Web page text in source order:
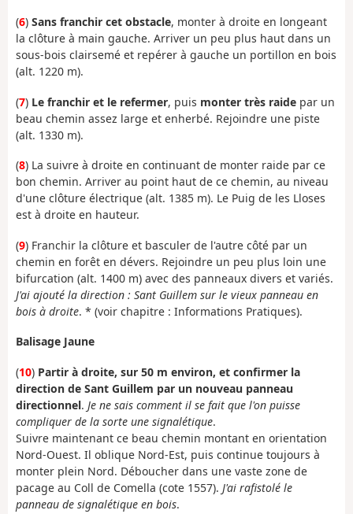
(6) Sans franchir cet obstacle, monter à droite en longeant
la clôture à main gauche. Arriver un peu plus haut dans un
sous-bois clairsemé et repérer à gauche un portillon en bois
(alt. 1220 m).
(7) Le franchir et le refermer, puis monter très raide par un
beau chemin assez large et enherbé. Rejoindre une piste
(alt. 1330 m).
(8) La suivre à droite en continuant de monter raide par ce
bon chemin. Arriver au point haut de ce chemin, au niveau
d'une clôture électrique (alt. 1385 m). Le Puig de les Lloses
est à droite en hauteur.
(9) Franchir la clôture et basculer de l'autre côté par un
chemin en forêt en dévers. Rejoindre un peu plus loin une
bifurcation (alt. 1400 m) avec des panneaux divers et variés.
J'ai ajouté la direction : Sant Guillem sur le vieux panneau en
bois à droite. * (voir chapitre : Informations Pratiques).
Balisage Jaune
(10) Partir à droite, sur 50 m environ, et confirmer la
direction de Sant Guillem par un nouveau panneau
directionnel. Je ne sais comment il se fait que l'on puisse
compliquer de la sorte une signalétique.
Suivre maintenant ce beau chemin montant en orientation
Nord-Ouest. Il oblique Nord-Est, puis continue toujours à
monter plein Nord. Déboucher dans une vaste zone de
pacage au Coll de Comella (cote 1557). J'ai rafistolé le
panneau de signalétique en bois.